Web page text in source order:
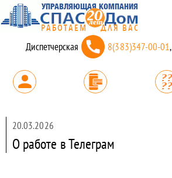
Диспетчерская 8(383)347-00-01,
20.03.2026
О работе в Телеграм